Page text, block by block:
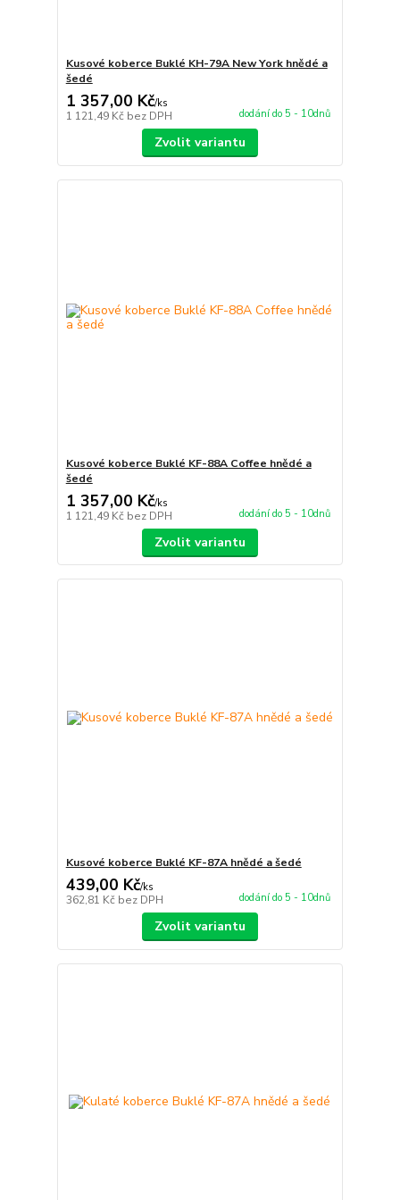
Kusové koberce Buklé KH-79A New York hnědé a
šedé
1 357,00 Kč/ks
1 121,49 Kč bez DPH dodání do 5 - 10dnů
Zvolit variantu
Kusové koberce Buklé KF-88A Coffee hnědé a
šedé
1 357,00 Kč/ks
1 121,49 Kč bez DPH dodání do 5 - 10dnů
Zvolit variantu
Kusové koberce Buklé KF-87A hnědé a šedé
439,00 Kč/ks
362,81 Kč bez DPH dodání do 5 - 10dnů
Zvolit variantu